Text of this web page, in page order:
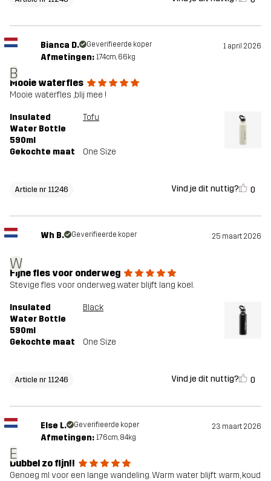
B
Bianca D. Geverifieerde koper 1 april 2026
Afmetingen: 174cm, 66kg
Mooie waterfles
Mooie waterfles ,blij mee !
Insulated
Water Bottle
590ml
Tofu
Gekochte maat One Size
Article nr 11246 Vind je dit nuttig? 0
W
Wh B. Geverifieerde koper 25 maart 2026
Fijne fles voor onderweg
Stevige fles voor onderweg.water blijft lang koel.
Insulated
Water Bottle
590ml
Black
Gekochte maat One Size
Article nr 11246 Vind je dit nuttig? 0
E
Else L. Geverifieerde koper 23 maart 2026
Afmetingen: 176cm, 84kg
Dubbel zo fijn!!
Genoeg ml voor een lange wandeling. Warm water blijft warm, koud